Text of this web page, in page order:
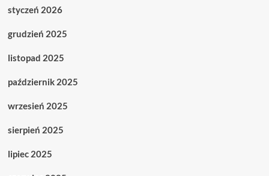
styczeń 2026
grudzień 2025
listopad 2025
październik 2025
wrzesień 2025
sierpień 2025
lipiec 2025